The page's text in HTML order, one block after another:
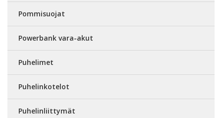
Pommisuojat
Powerbank vara-akut
Puhelimet
Puhelinkotelot
Puhelinliittymät